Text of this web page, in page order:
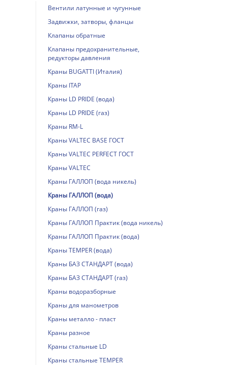
Вентили латунные и чугунные
Задвижки, затворы, фланцы
Клапаны обратные
Клапаны предохранительные,
редукторы давления
Краны BUGATTI (Италия)
Краны ITAP
Краны LD PRIDE (вода)
Краны LD PRIDE (газ)
Краны RM-L
Краны VALTEC BASE ГОСТ
Краны VALTEC PERFECT ГОСТ
Краны VALTEС
Краны ГАЛЛОП (вода никель)
Краны ГАЛЛОП (вода)
Краны ГАЛЛОП (газ)
Краны ГАЛЛОП Практик (вода никель)
Краны ГАЛЛОП Практик (вода)
Краны TEMPER (вода)
Краны БАЗ СТАНДАРТ (вода)
Краны БАЗ СТАНДАРТ (газ)
Краны водоразборные
Краны для манометров
Краны металло - пласт
Краны разное
Краны стальные LD
Краны стальные TEMPER